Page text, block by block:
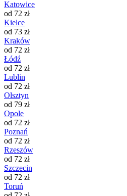
Katowice
od 72 zł
Kielce
od 73 zł
Kraków
od 72 zł
Łódź
od 72 zł
Lublin
od 72 zł
Olsztyn
od 79 zł
Opole
od 72 zł
Poznań
od 72 zł
Rzeszów
od 72 zł
Szczecin
od 72 zł
Toruń